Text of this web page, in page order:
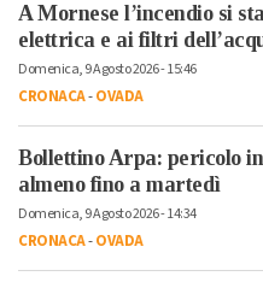
A Mornese l’incendio si
elettrica e ai filtri
Domenica, 9 Agosto 2026 - 15:46
CRONACA-OVADA
Bollettino Arpa: pericolo
almeno fino a martedì
Domenica, 9 Agosto 2026 - 14:34
CRONACA-OVADA